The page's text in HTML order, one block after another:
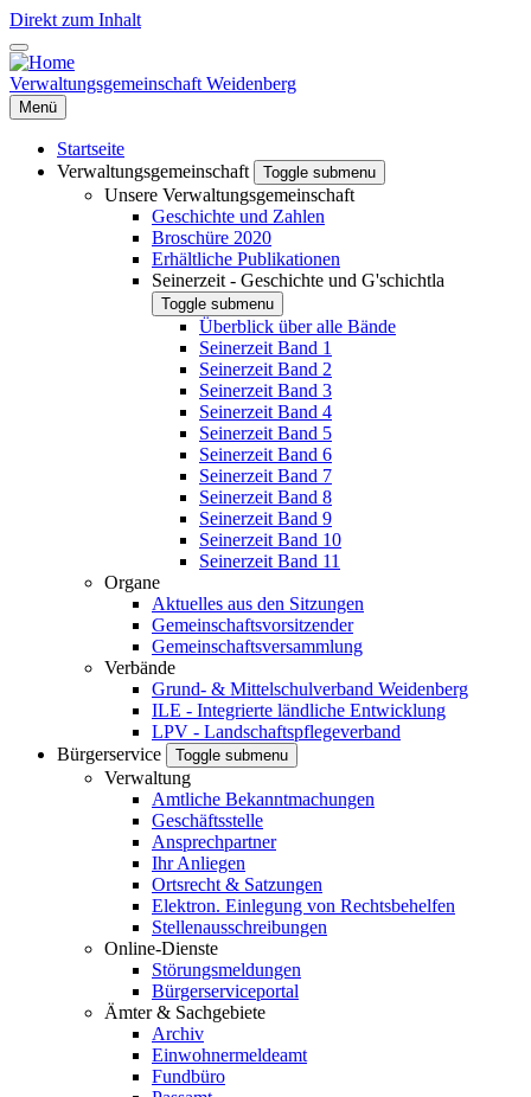
Direkt zum Inhalt
Verwaltungsgemeinschaft Weidenberg
Menü
Startseite
Verwaltungsgemeinschaft
Toggle submenu
Unsere Verwaltungsgemeinschaft
Geschichte und Zahlen
Broschüre 2020
Erhältliche Publikationen
Seinerzeit - Geschichte und G'schichtla
Toggle submenu
Überblick über alle Bände
Seinerzeit Band 1
Seinerzeit Band 2
Seinerzeit Band 3
Seinerzeit Band 4
Seinerzeit Band 5
Seinerzeit Band 6
Seinerzeit Band 7
Seinerzeit Band 8
Seinerzeit Band 9
Seinerzeit Band 10
Seinerzeit Band 11
Organe
Aktuelles aus den Sitzungen
Gemeinschaftsvorsitzender
Gemeinschaftsversammlung
Verbände
Grund- & Mittelschulverband Weidenberg
ILE - Integrierte ländliche Entwicklung
LPV - Landschaftspflegeverband
Bürgerservice
Toggle submenu
Verwaltung
Amtliche Bekanntmachungen
Geschäftsstelle
Ansprechpartner
Ihr Anliegen
Ortsrecht & Satzungen
Elektron. Einlegung von Rechtsbehelfen
Stellenausschreibungen
Online-Dienste
Störungsmeldungen
Bürgerserviceportal
Ämter & Sachgebiete
Archiv
Einwohnermeldeamt
Fundbüro